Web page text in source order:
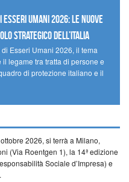
ESSERI UMANI 2026: LE NUOVE
STRATEGICO DELL’ITALIA
Esseri Umani 2026, il tema
il legame tra tratta di persone e
di protezione italiano e il
2026, si terrà a Milano,
(Via Roentgen 1), la 14ª edizione
Sociale d’Impresa) e